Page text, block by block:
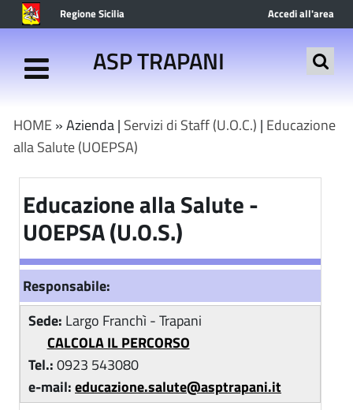
Regione Sicilia
Accedi all'area
ASP TRAPANI
HOME » Azienda | Servizi di Staff (U.O.C.) | Educazione
alla Salute (UOEPSA)
Educazione alla Salute -
UOEPSA (U.O.S.)
Responsabile:
Sede: Largo Franchì - Trapani
CALCOLA IL PERCORSO
Tel.:0923 543080
e-mail:educazione.salute@asptrapani.it